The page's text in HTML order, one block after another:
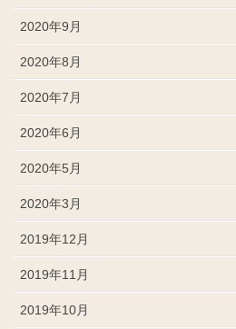
2020年9月
2020年8月
2020年7月
2020年6月
2020年5月
2020年3月
2019年12月
2019年11月
2019年10月